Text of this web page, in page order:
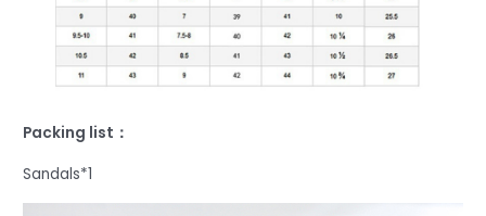
Packing list：
Sandals*1